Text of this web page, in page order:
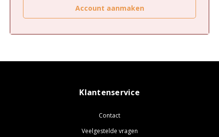
Account aanmaken
Klantenservice
Contact
Veelgestelde vragen